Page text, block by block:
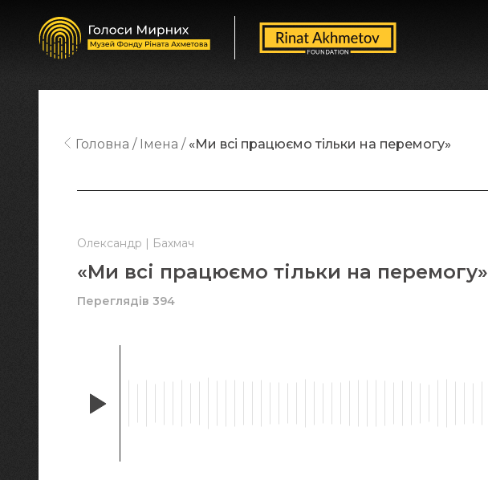
Олександр | Бахмач
«Ми всі працюємо тільки на перемогу»
Переглядів 394
Головна Імена «Ми всі працюємо тільки на перемогу»